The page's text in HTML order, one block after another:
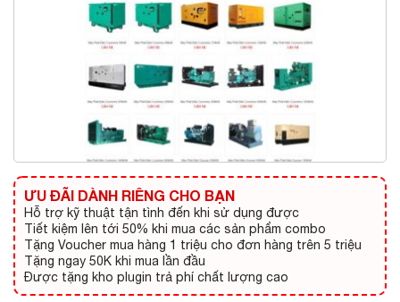
ƯU ĐÃI DÀNH RIÊNG CHO BẠN
Hỗ trợ kỹ thuật tận tình đến khi sử dụng được
Tiết kiệm lên tới 50% khi mua các sản phẩm combo
Tặng Voucher mua hàng 1 triệu cho đơn hàng trên 5 triệu
Tặng ngay 50K khi mua lần đầu
Được tặng kho plugin trả phí chất lượng cao